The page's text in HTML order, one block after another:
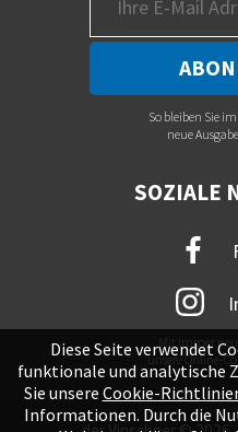
So bleiben Sie
neue
SOZIALE
Mit immer
unsere Online-
Diese Seite verwendet
funktionale und analytische
Sie unsere Cookie-
Informationen. Durch die